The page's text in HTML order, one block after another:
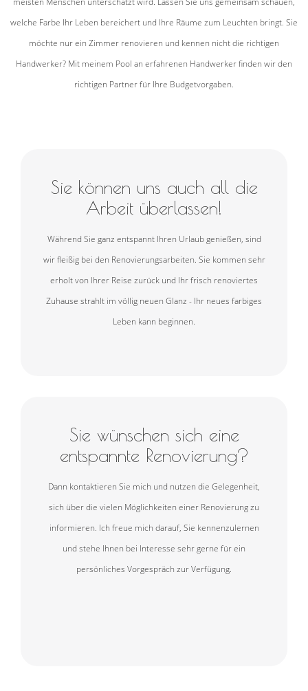
welche Farbe Ihr Leben bereichert und Ihre Räume zum Leuchten bringt. Sie
möchte nur ein Zimmer renovieren und kennen nicht die richtigen
Handwerker? Mit meinem Pool an erfahrenen Handwerker finden wir den
richtigen Partner für Ihre Budgetvorgaben.
Sie können uns auch all die
Arbeit überlassen!
Während Sie ganz entspannt Ihren Urlaub genießen, sind
wir fleißig bei den Renovierungsarbeiten. Sie kommen sehr
erholt von Ihrer Reise zurück und Ihr frisch renoviertes
Zuhause strahlt im völlig neuen Glanz - Ihr neues farbiges
Leben kann beginnen.
Sie wünschen sich eine
entspannte Renovierung?
Dann kontaktieren Sie mich und nutzen die Gelegenheit,
sich über die vielen Möglichkeiten einer Renovierung zu
informieren. Ich freue mich darauf, Sie kennenzulernen
und stehe Ihnen bei Interesse sehr gerne für ein
persönliches Vorgespräch zur Verfügung.